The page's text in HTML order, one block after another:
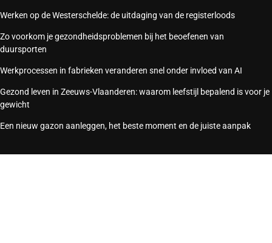
Werken op de Westerschelde: de uitdaging van de registerloods
Zo voorkom je gezondheidsproblemen bij het beoefenen van
duursporten
Werkprocessen in fabrieken veranderen snel onder invloed van AI
Gezond leven in Zeeuws-Vlaanderen: waarom leefstijl bepalend is voor je
gewicht
Een nieuw gazon aanleggen, het beste moment en de juiste aanpak